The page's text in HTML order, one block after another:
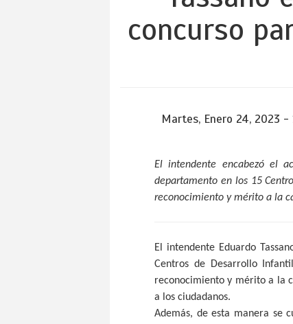
aquí
concurso
Martes, Enero 24, 2023 -
El intendente encabezó el
departamento en los 15
reconocimiento y mérito a la
El intendente Eduardo
Centros de Desarrollo
reconocimiento y mérito a la
a los ciudadanos.
Además, de esta manera se